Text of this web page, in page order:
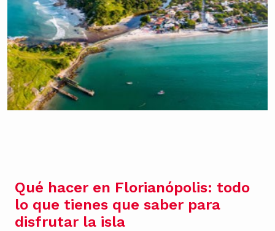
Qué hacer en Florianópolis: todo
lo que tienes que saber para
disfrutar la isla